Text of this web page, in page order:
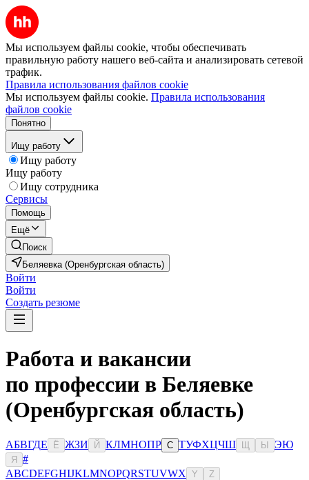
Мы используем файлы cookie, чтобы обеспечивать
правильную работу нашего веб-сайта и анализировать сетевой
трафик.
Правила использования файлов cookie
Мы используем файлы cookie. Правила использования
файлов cookie
Понятно
Ищу работу
Ищу работу
Ищу работу
Ищу сотрудника
Сервисы
Помощь
Ещё
Поиск
Беляевка (Оренбургская область)
Войти
Войти
Создать резюме
Работа и вакансии
по профессии в Беляевке
(Оренбургская область)
АБВГДЕ Ё ЖЗИ Й КЛМНОПР С ТУФХЦЧШ Ы ЭЮ
Я
#
ABCDEFGHIJKLMNOPQRSTUVWX Y Z